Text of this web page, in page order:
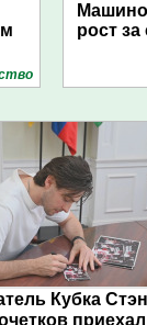
рост за
Кубка